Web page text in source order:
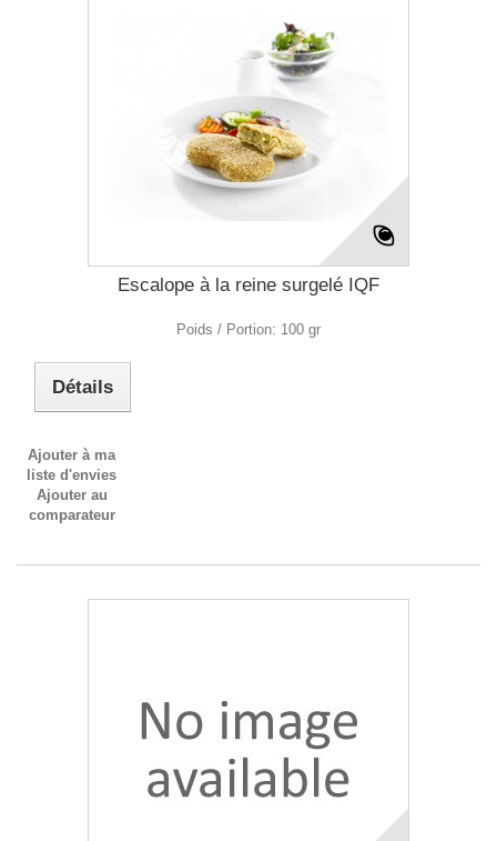
Escalope à la reine surgelé IQF
Poids / Portion: 100 gr
Détails
Ajouter à ma
liste d'envies
Ajouter au
comparateur